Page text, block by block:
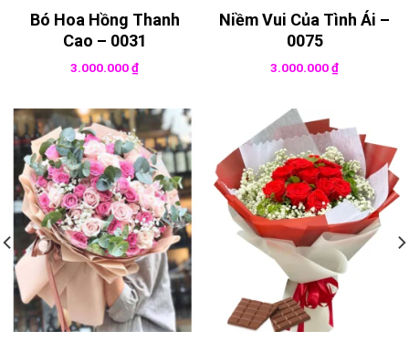
Bó Hoa Hồng Thanh
Cao – 0031
3.000.000₫
Niềm Vui Của Tình Ái –
0075
3.000.000₫